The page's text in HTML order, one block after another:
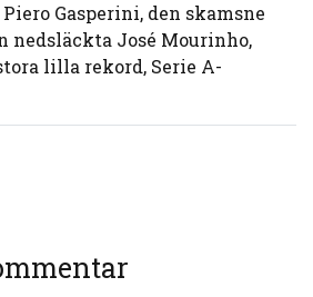
Gasperini, den skamsne
nedsläckta José Mourinho,
lilla rekord, Serie A-